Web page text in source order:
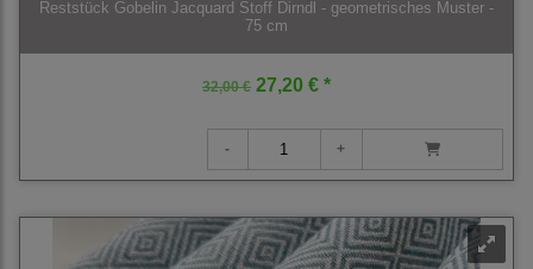
Reststück Gobelin Jacquard Stoff Dirndl - geometrisches Muster -
75 cm
32,00 € 27,20 € *